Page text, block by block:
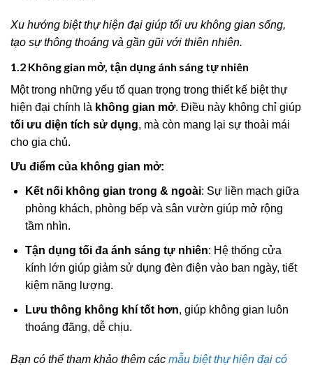
Xu hướng biệt thự hiện đại giúp tối ưu không gian sống,
tạo sự thông thoáng và gần gũi với thiên nhiên.
1.2 Không gian mở, tận dụng ánh sáng tự nhiên
Một trong những yếu tố quan trọng trong thiết kế biệt thự
hiện đại chính là không gian mở. Điều này không chỉ giúp
tối ưu diện tích sử dụng, mà còn mang lại sự thoải mái
cho gia chủ.
Ưu điểm của không gian mở:
Kết nối không gian trong & ngoài: Sự liền mạch giữa
phòng khách, phòng bếp và sân vườn giúp mở rộng
tầm nhìn.
Tận dụng tối đa ánh sáng tự nhiên: Hệ thống cửa
kính lớn giúp giảm sử dụng đèn điện vào ban ngày, tiết
kiệm năng lượng.
Lưu thông không khí tốt hơn, giúp không gian luôn
thoáng đãng, dễ chịu.
Bạn có thể tham khảo thêm các mẫu biệt thự hiện đại có